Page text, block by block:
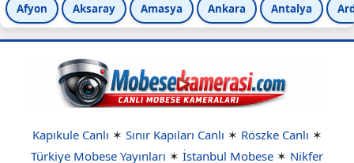
Afyon Aksaray Amasya Ankara Antalya
Kapıkule Canlı ✶ Sınır Kapıları Canlı ✶ Röszke Canlı ✶
Türkiye Mobese Yayınları ✶ İstanbul Mobese ✶ Nikfer